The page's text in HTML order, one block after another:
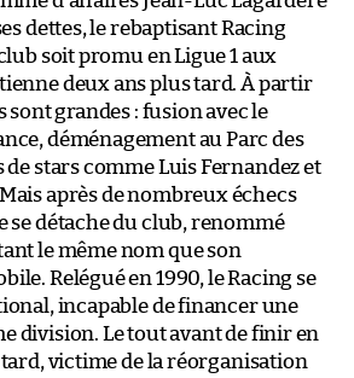
dettes, le rebaptisant Racing
soit promu en Ligue 1 aux
deux ans plus tard. À partir
sont grandes : fusion avec le
déménagement au Parc des
stars comme Luis Fernandez et
après de nombreux échecs
se détache du club, renommé
le même nom que son
Relégué en 1990, le Racing se
incapable de financer une
division. Le tout avant de finir en
tard, victime de la réorganisation